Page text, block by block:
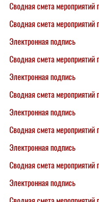
Сводная смета мероприятий
Сводная смета мероприятий
Электронная подпись
Сводная смета мероприятий
Электронная подпись
Сводная смета мероприятий
Электронная подпись
Сводная смета мероприятий
Электронная подпись
Сводная смета мероприятий
Электронная подпись